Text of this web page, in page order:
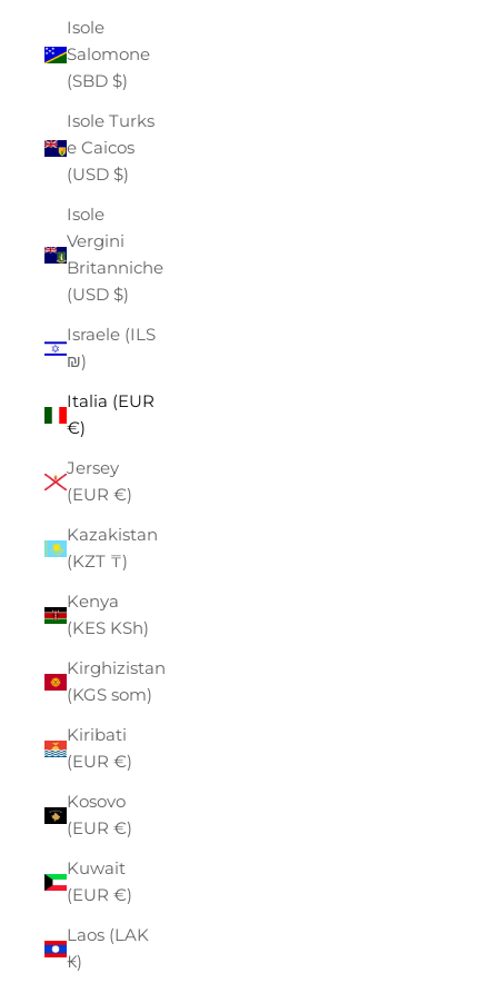
Isole
Salomone
(SBD $)
Isole Turks
e Caicos
(USD $)
Isole
Vergini
Britanniche
(USD $)
Israele (ILS
₪)
Italia (EUR
€)
Jersey
(EUR €)
Kazakistan
(KZT ₸)
Kenya
(KES KSh)
Kirghizistan
(KGS som)
Kiribati
(EUR €)
Kosovo
(EUR €)
Kuwait
(EUR €)
Laos (LAK
₭)